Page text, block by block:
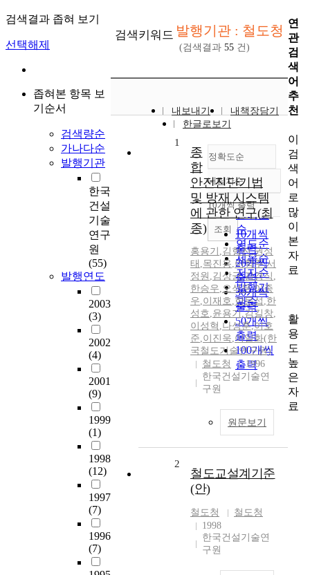
검색결과 좁혀 보기
선택해제
좁혀본 항목 보
기순서
검색량순
가나다순
발행기관
한국
건설
기술
연구
원
(55)
발행연도
2003
(3)
2002
(4)
2001
(9)
1999
(1)
1998
(12)
1997
(7)
1996
(7)
검색키워드 발행기관 : 철도청
(검색결과 55 건)
내보내기
내책장담기
한글로보기
정확도순
정확도
순
인기도
순
연도순
제목순
저자순
발행기
관순
내림차순
내림차순
10개씩 출력
10개씩
출력
20개씩
출력
30개씩
출력
50개씩
출력
100개씩
출력
조회
1
종
합
안전진단기법
및 방재 시스템
에 관한 연구(최
종)
홍용기 ,김형진,권성
태 ,목진용,이학주,서
정원 ,김상균,김경식 ,
한승우,오석문,이종
우,이재호,한문섭 ,한
성호,윤용기,김길창,
이성혁 ,나성훈,이호
준,이진욱,이일화(한
국철도기술연구원)
철도청
1996
한국건설기술연
구원
원문보기
2
철도교설계기준
(안)
철도청
철도청
1998
한국건설기술연
구원
연
관
검
색
어
추
천
이
검
색
어
로
많
이
본
자
료
활
용
도
높
은
자
료